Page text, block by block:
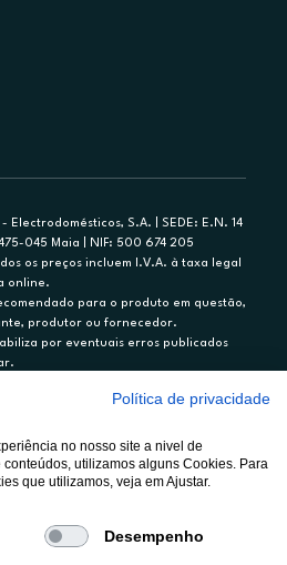
Electrodomésticos, S.A. | SEDE: E.N. 14
045 Maia | NIF: 500 674 205
os preços incluem I.V.A. à taxa legal
online.
para o produto em questão,
produtor ou fornecedor.
por eventuais erros publicados
reembolsado em 12 meses, TAN
marca BNP Paribas Personal
Informe-se no 21 721 90 00 (dias
S.A. (Registo BdP848) atua como
e com exclusividade (registo
Política de privacidade
no nosso site a nivel de
utilizamos alguns Cookies. Para
que utilizamos, veja em Ajustar.
Desempenho